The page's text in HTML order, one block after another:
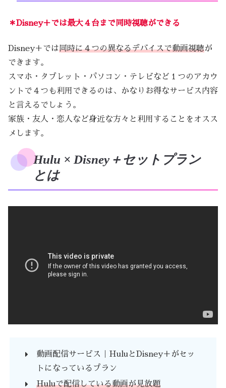
＊Disney＋では最大４台まで同時視聴ができる
Disney＋では同時に４つの異なるデバイスで動画視聴が
できます。
スマホ・タブレット・パソコン・テレビなど１つのアカウ
ントで４つも利用できるのは、かなりお得なサービス内容
と言えるでしょう。
家族・友人・恋人など身近な方々と利用することをオスス
メします。
Hulu × Disney＋セットプラン
とは
動画配信サービス｜HuluとDisney＋がセッ
トになっているプラン
Huluで配信している動画が見放題